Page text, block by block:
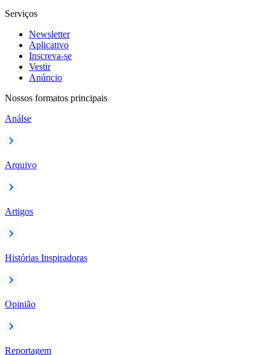
Serviços
Newsletter
Aplicativo
Inscreva-se
Vestir
Anúncio
Nossos formatos principais
Análse
Arquivo
Artigos
Histórias Inspiradoras
Opinião
Reportagem